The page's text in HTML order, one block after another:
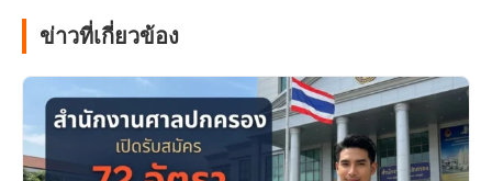
ข่าวที่เกี่ยวข้อง